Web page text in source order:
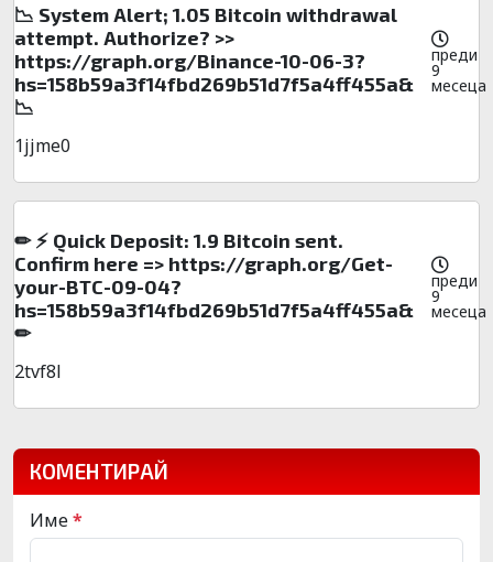
📉 System Alert; 1.05 Bitcoin withdrawal
attempt. Authorize? >>
https://graph.org/Binance-10-06-3?
hs=158b59a3f14fbd269b51d7f5a4ff455a&
📉
преди
9
месеца
1jjme0
✏ ⚡ Quick Deposit: 1.9 Bitcoin sent.
Confirm here => https://graph.org/Get-
your-BTC-09-04?
hs=158b59a3f14fbd269b51d7f5a4ff455a&
✏
преди
9
месеца
2tvf8l
КОМЕНТИРАЙ
Име*